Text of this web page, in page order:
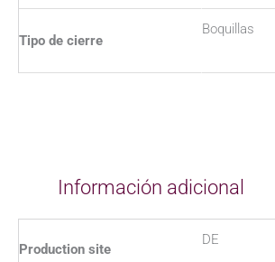
Tipo de cierre
Boquillas
Información adicional
Production site
DE